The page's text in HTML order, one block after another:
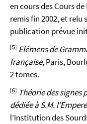
en cours des Cours de
remis fin 2002, et relu
publication prévue
[5] Elémens de
française, Paris,
2 tomes.
[6] Théorie des
dédiée à S.M.
l’Institution des